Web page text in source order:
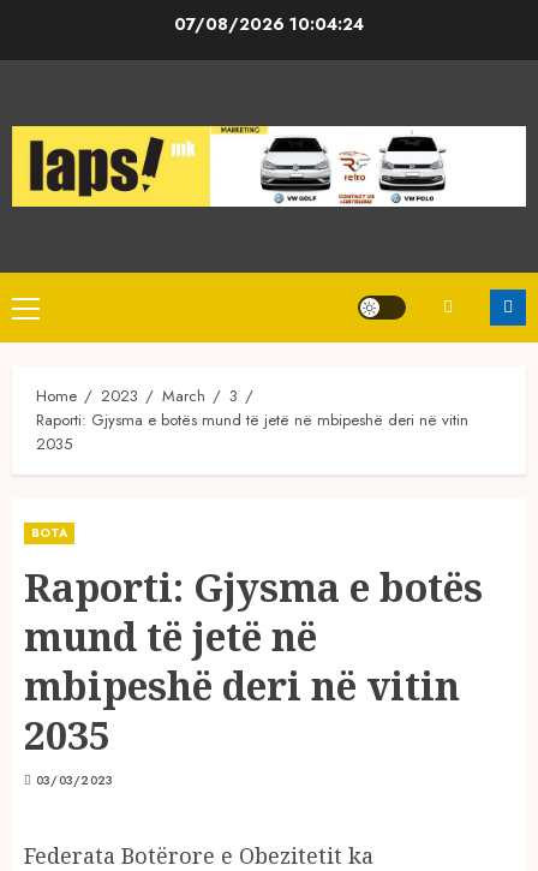
07/08/2026 10:04:24
Primary
Menu
Home 2023 March
3
Raporti: Gjysma e botës mund të jetë në mbipeshë deri në vitin
2035
BOTA
Raporti: Gjysma e botës
mund të jetë në
mbipeshë deri në vitin
2035
03/03/2023
Federata Botërore e Obezitetit ka